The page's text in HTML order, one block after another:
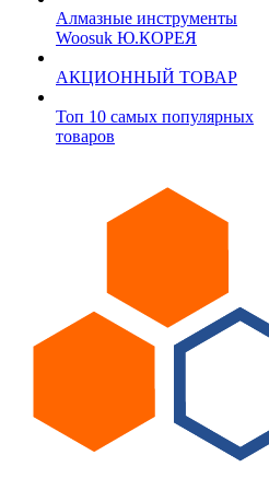
Алмазные инструменты
Woosuk Ю.КОРЕЯ
АКЦИОННЫЙ ТОВАР
Топ 10 самых популярных
товаров